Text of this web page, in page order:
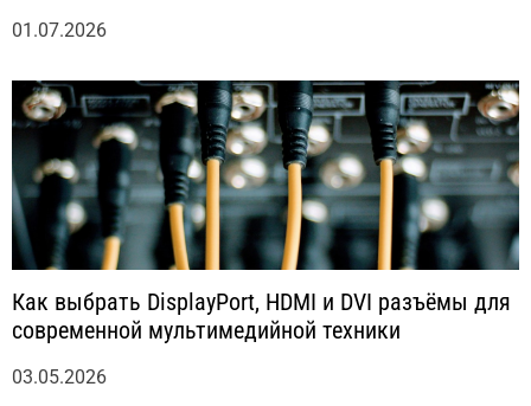
01.07.2026
Как выбрать DisplayPort, HDMI и DVI разъёмы для
современной мультимедийной техники
03.05.2026